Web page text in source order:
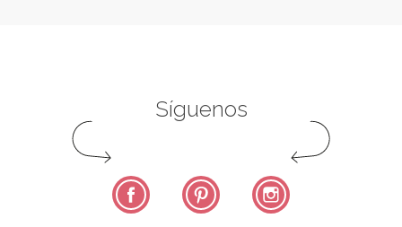
Síguenos
Facebook Pinterest